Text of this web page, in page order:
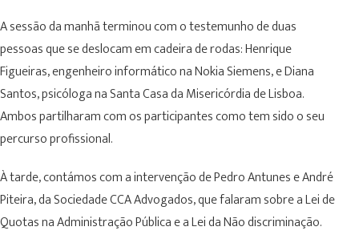
A sessão da manhã terminou com o testemunho de duas
pessoas que se deslocam em cadeira de rodas: Henrique
Figueiras, engenheiro informático na Nokia Siemens, e Diana
Santos, psicóloga na Santa Casa da Misericórdia de Lisboa.
Ambos partilharam com os participantes como tem sido o seu
percurso profissional.
À tarde, contámos com a intervenção de Pedro Antunes e André
Piteira, da Sociedade CCA Advogados, que falaram sobre a Lei de
Quotas na Administração Pública e a Lei da Não discriminação.